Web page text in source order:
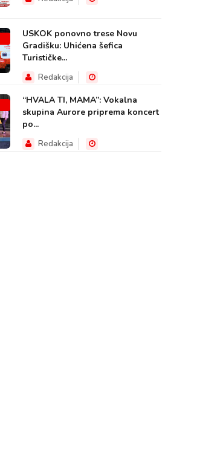
USKOK ponovno trese Novu
Gradišku: Uhićena šefica
Turističke...
Redakcija
“HVALA TI, MAMA”: Vokalna
skupina Aurore priprema koncert
po...
Redakcija